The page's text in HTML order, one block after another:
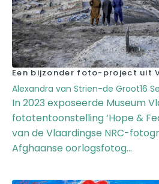
Een bijzonder foto-project uit
Alexandra van Strien-de Groot16
In 2023 exposeerde Museum
fototentoonstelling ‘Hope &
van de Vlaardingse NRC-
Afghaanse oorlogsfotog...